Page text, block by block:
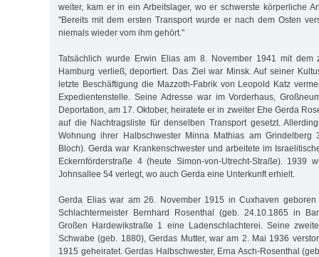
weiter, kam er in ein Arbeitslager, wo er schwerste körperliche
"Bereits mit dem ersten Transport wurde er nach dem Osten
niemals wieder vom ihm gehört."
Tatsächlich wurde Erwin Elias am 8. November 1941 mit dem
Hamburg verließ, deportiert. Das Ziel war Minsk. Auf seiner
letzte Beschäftigung die Mazzoth-Fabrik von Leopold Katz
Expedientenstelle. Seine Adresse war im Vorderhaus,
Deportation, am 17. Oktober, heiratete er in zweiter Ehe Gerda
auf die Nachtragsliste für denselben Transport gesetzt.
Wohnung ihrer Halbschwester Minna Mathias am Grindelberg
Bloch). Gerda war Krankenschwester und arbeitete im
Eckernförderstraße 4 (heute Simon-von-Utrecht-Straße). 1939
Johnsallee 54 verlegt, wo auch Gerda eine Unterkunft erhielt.
Gerda Elias war am 26. November 1915 in Cuxhaven geboren
Schlachtermeister Bernhard Rosenthal (geb. 24.10.1865 in
Großen Hardewikstraße 1 eine Ladenschlachterei. Seine
Schwabe (geb. 1880), Gerdas Mutter, war am 2. Mai 1936
1915 geheiratet. Gerdas Halbschwester, Erna Asch-Rosenthal